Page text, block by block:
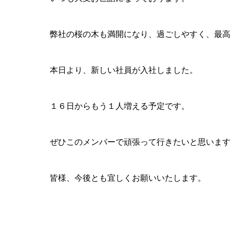
弊社の桜の木も満開になり、過ごしやすく、最
本日より、新しい社員が入社しました。
１６日からもう１人増える予定です。
ぜひこのメンバーで頑張って行きたいと思います
皆様、今後とも宜しくお願いいたします。